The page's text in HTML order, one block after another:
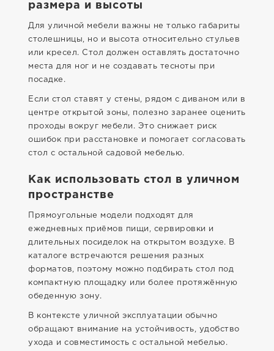
размера и высоты
Для уличной мебели важны не только габариты
столешницы, но и высота относительно стульев
или кресел. Стол должен оставлять достаточно
места для ног и не создавать тесноты при
посадке.
Если стол ставят у стены, рядом с диваном или в
центре открытой зоны, полезно заранее оценить
проходы вокруг мебели. Это снижает риск
ошибок при расстановке и помогает согласовать
стол с остальной садовой мебелью.
Как использовать стол в уличном
пространстве
Прямоугольные модели подходят для
ежедневных приёмов пищи, сервировки и
длительных посиделок на открытом воздухе. В
каталоге встречаются решения разных
форматов, поэтому можно подбирать стол под
компактную площадку или более протяжённую
обеденную зону.
В контексте уличной эксплуатации обычно
обращают внимание на устойчивость, удобство
ухода и совместимость с остальной мебелью.